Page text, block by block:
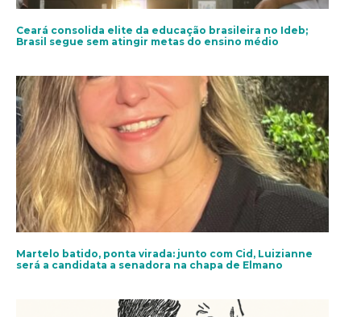
Ceará consolida elite da educação brasileira no Ideb;
Brasil segue sem atingir metas do ensino médio
Martelo batido, ponta virada: junto com Cid, Luizianne
será a candidata a senadora na chapa de Elmano